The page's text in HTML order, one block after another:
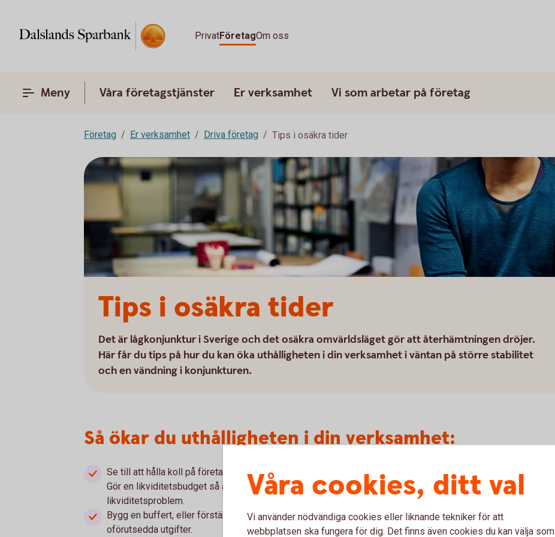
PrivatFöretagOm oss
Meny Våra företagstjänster Er verksamhet Vi som arbetar på företag
Företag Er verksamhet Driva företag Tips i osäkra tider
Tips i osäkra tider
Det är lågkonjunktur i Sverige och det osäkra omvärldsläget gör att återhämtningen dröjer.
Här får du tips på hur du kan öka uthålligheten i din verksamhet i väntan på större stabilitet
och en vändning i konjunkturen.
Så ökar du uthålligheten i din verksamhet:
Se till att hålla koll på företagets kassaflöde – när pengar kommer in och när de går ut.
Gör en likviditetsbudget så att du får klart för dig om, och i så fall när, du riskerar att få
likviditetsproblem.
Bygg en buffert, eller förstärk den som redan finns, för att klara sämre tider och
oförutsedda utgifter.
Våra cookies, ditt val
Vi använder nödvändiga cookies eller liknande tekniker för att
webbplatsen ska fungera för dig. Det finns även cookies du kan välja som